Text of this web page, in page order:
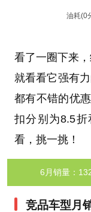
看了一圈下来
就看看它强有
都有不错的优
扣分别为8.5
看，挑一挑！
6月销量：
竞品车型月